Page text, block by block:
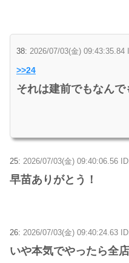
38: 2026/07/03(金) 09:43:35.84
>>24
それは建前でもなん
25: 2026/07/03(金) 09:40:06.56
早苗ありがとう！
26: 2026/07/03(金) 09:40:24.63
いや本気でやったら全